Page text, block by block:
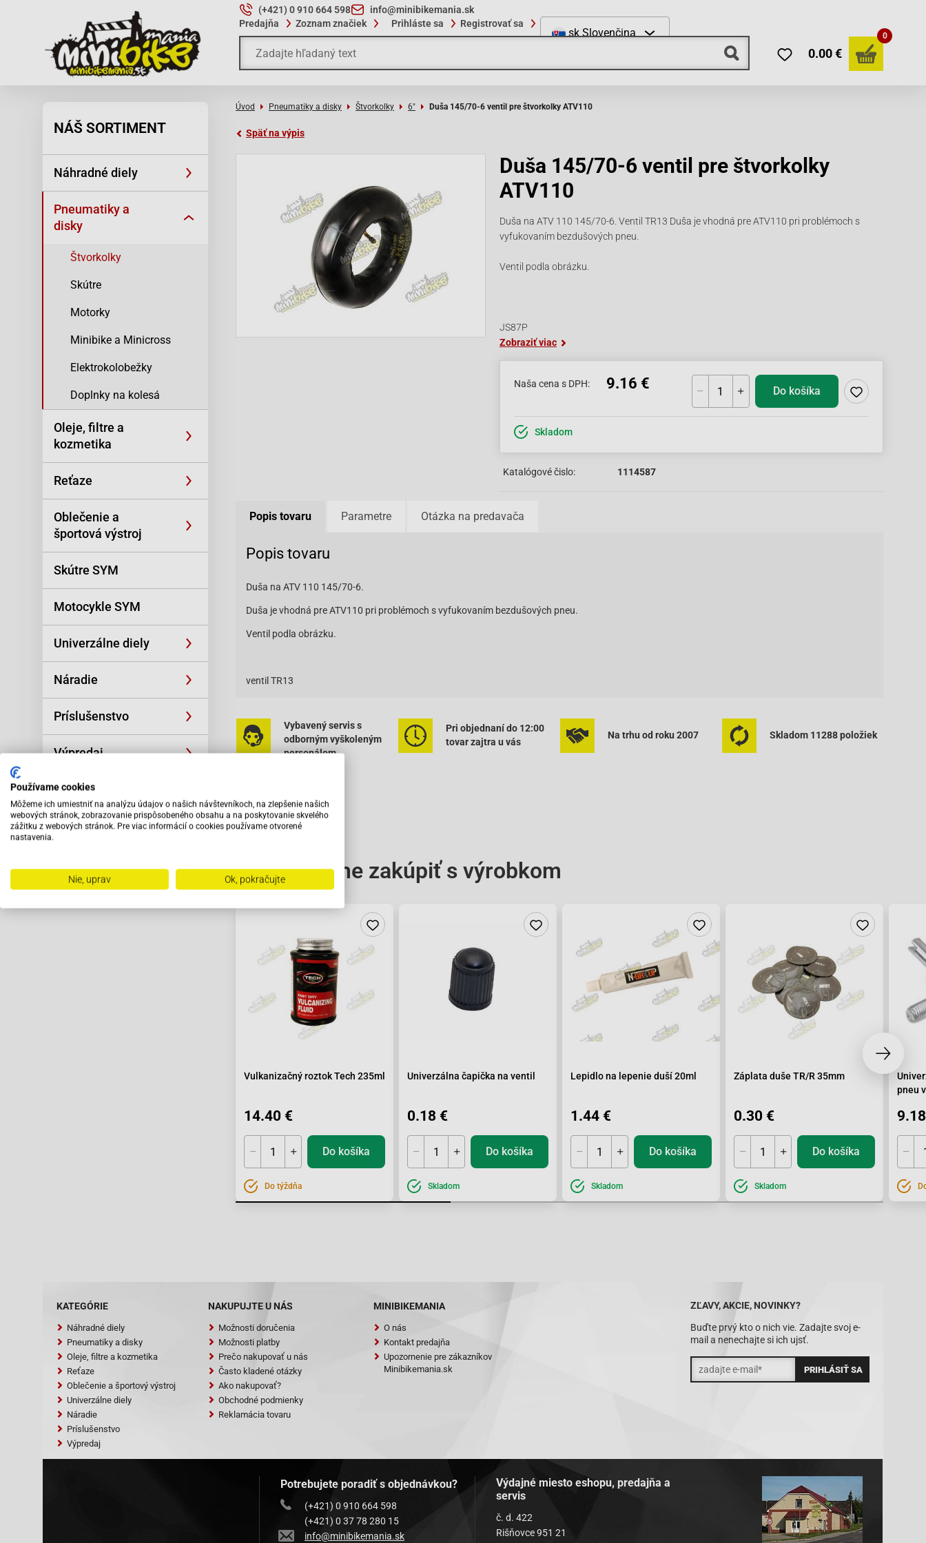
(+421) 0 910 664 598
info@minibikemania.sk
Predajňa
Zoznam značiek Prihláste sa Registrovať sa
sk Slovenčina
0.00 €
0
NÁŠ SORTIMENT
Náhradné diely
Pneumatiky a
disky
Štvorkolky
Skútre
Motorky
Minibike a Minicross
Elektrokolobežky
Doplnky na kolesá
Oleje, filtre a
kozmetika
Reťaze
Oblečenie a
športová výstroj
Skútre SYM
Motocykle SYM
Univerzálne diely
Náradie
Príslušenstvo
Výpredaj
Úvod Pneumatiky a disky Štvorkolky 6" Duša 145/70-6 ventil pre štvorkolky ATV110
Späť na výpis
Duša 145/70-6 ventil pre štvorkolky
ATV110
Duša na ATV 110 145/70-6. Ventil TR13 Duša je vhodná pre ATV110 pri problémoch s
vyfukovaním bezdušových pneu.
Ventil podla obrázku.
JS87P
Zobraziť viac
Naša cena s DPH: 9.16 € Do košíka
Skladom
Katalógové čislo: 1114587
Popis tovaru Parametre Otázka na predavača
Popis tovaru
Duša na ATV 110 145/70-6.
Duša je vhodná pre ATV110 pri problémoch s vyfukovaním bezdušových pneu.
Ventil podla obrázku.
ventil TR13
Vybavený servis s
odborným vyškoleným
personálom
Pri objednaní do 12:00
tovar zajtra u vás
Na trhu od roku 2007 Skladom 11288 položiek
Odporúčame zakúpiť s výrobkom
Vulkanizačný roztok Tech 235ml
14.40 €
Do košíka
Do týždňa
Univerzálna čapička na ventil
0.18 €
Do košíka
Skladom
Lepidlo na lepenie duší 20ml
1.44 €
Do košíka
Skladom
Záplata duše TR/R 35mm
0.30 €
Do košíka
Skladom
pneu
ZĽAVY, AKCIE, NOVINKY?
Buďte prvý kto o nich vie. Zadajte svoj e-
mail a nenechajte si ich ujsť.
KATEGÓRIE
Náhradné diely
Pneumatiky a disky
Oleje, filtre a kozmetika
Reťaze
Oblečenie a športový výstroj
Univerzálne diely
Náradie
Príslušenstvo
Výpredaj
NAKUPUJTE U NÁS
Možnosti doručenia
Možnosti platby
Prečo nakupovať u nás
Často kladené otázky
Ako nakupovať?
Obchodné podmienky
Reklamácia tovaru
MINIBIKEMANIA
O nás
Kontakt predajňa
Upozornenie pre zákazníkov
Minibikemania.sk
Potrebujete poradiť s objednávkou?
(+421) 0 910 664 598
(+421) 0 37 78 280 15
info@minibikemania.sk
Výdajné miesto eshopu, predajňa a
servis
č. d. 422
Rišňovce 951 21
Používame cookies
Môžeme ich umiestniť na analýzu údajov o našich návštevníkoch, na zlepšenie našich
webových stránok, zobrazovanie prispôsobeného obsahu a na poskytovanie skvelého
zážitku z webových stránok. Pre viac informácií o cookies používame otvorené
nastavenia.
Nie, uprav Ok, pokračujte